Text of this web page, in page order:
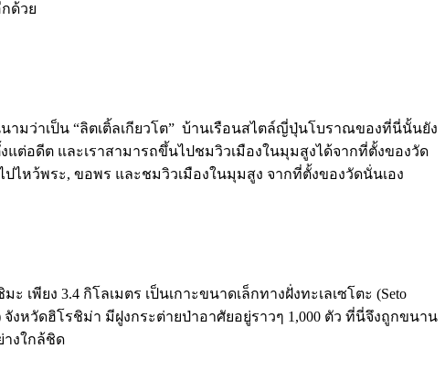
ด้วย
ามว่าเป็น “ลิตเติ้ลเกียวโต” บ้านเรือนสไตล์ญี่ปุ่นโบราณของที่นี่นั้นยัง
แต่อดีต และเราสามารถขึ้นไปชมวิวเมืองในมุมสูงได้จากที่ตั้งของวัด
ปไหว้พระ, ขอพร และชมวิวเมืองในมุมสูง จากที่ตั้งของวัดนั่นเอง
พียง 3.4 กิโลเมตร เป็นเกาะขนาดเล็กทางฝั่งทะเลเซโตะ (Seto
จังหวัดฮิโรชิม่า มีฝูงกระต่ายป่าอาศัยอยู่ราวๆ 1,000 ตัว ที่นี่จึงถูกขนาน
างใกล้ชิด